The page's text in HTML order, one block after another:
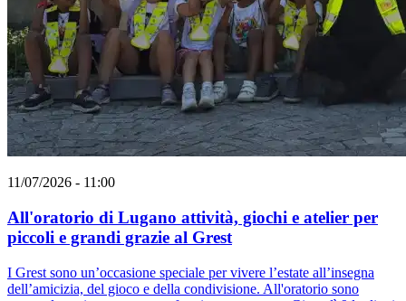
11/07/2026 - 11:00
All'oratorio di Lugano attività, giochi e atelier per
piccoli e grandi grazie al Grest
I Grest sono un’occasione speciale per vivere l’estate all’insegna
dell’amicizia, del gioco e della condivisione. All'oratorio sono